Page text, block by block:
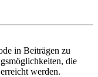
in Beiträgen zu
die
werden.